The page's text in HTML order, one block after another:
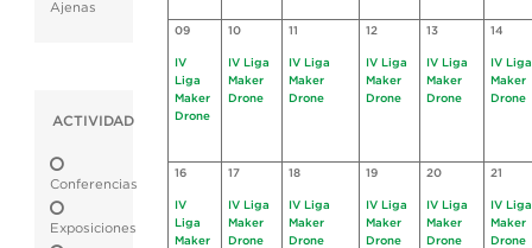
Ajenas
ACTIVIDAD
Conferencias
Exposiciones
09
IV
Liga
Maker
Drone
10
IV Liga
Maker
Drone
11
IV Liga
Maker
Drone
12
IV Liga
Maker
Drone
13
IV Liga
Maker
Drone
14
IV Liga
Maker
Drone
16
IV
Liga
Maker
17
IV Liga
Maker
Drone
18
IV Liga
Maker
Drone
19
IV Liga
Maker
Drone
20
IV Liga
Maker
Drone
21
IV Liga
Maker
Drone